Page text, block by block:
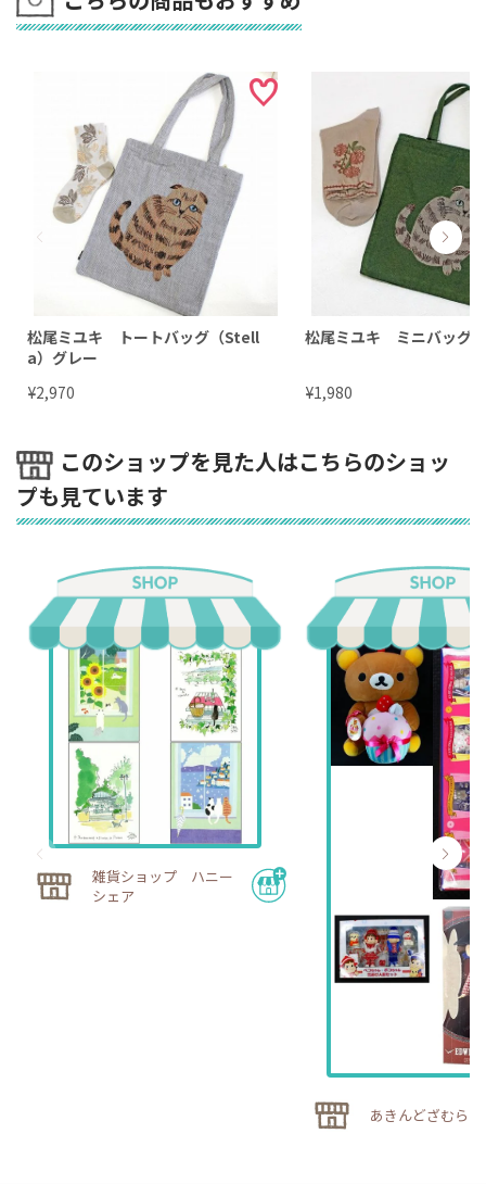
松尾ミユキ トートバッグ（Stell
a）グレー
¥2,970
松尾ミユキ ミニバッグ
¥1,980
このショップを見た人はこちらのショッ
プも見ています
雑貨ショップ ハニー
シェア
あきんどざむらい